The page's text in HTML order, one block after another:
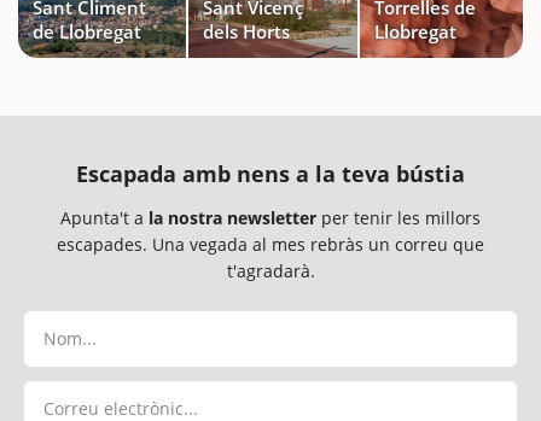
Sant Climent
de Llobregat
Sant Vicenç
dels Horts
Torrelles de
Llobregat
Escapada amb nens a la teva bústia
Apunta't a la nostra newsletter per tenir les millors
escapades. Una vegada al mes rebràs un correu que
t'agradarà.